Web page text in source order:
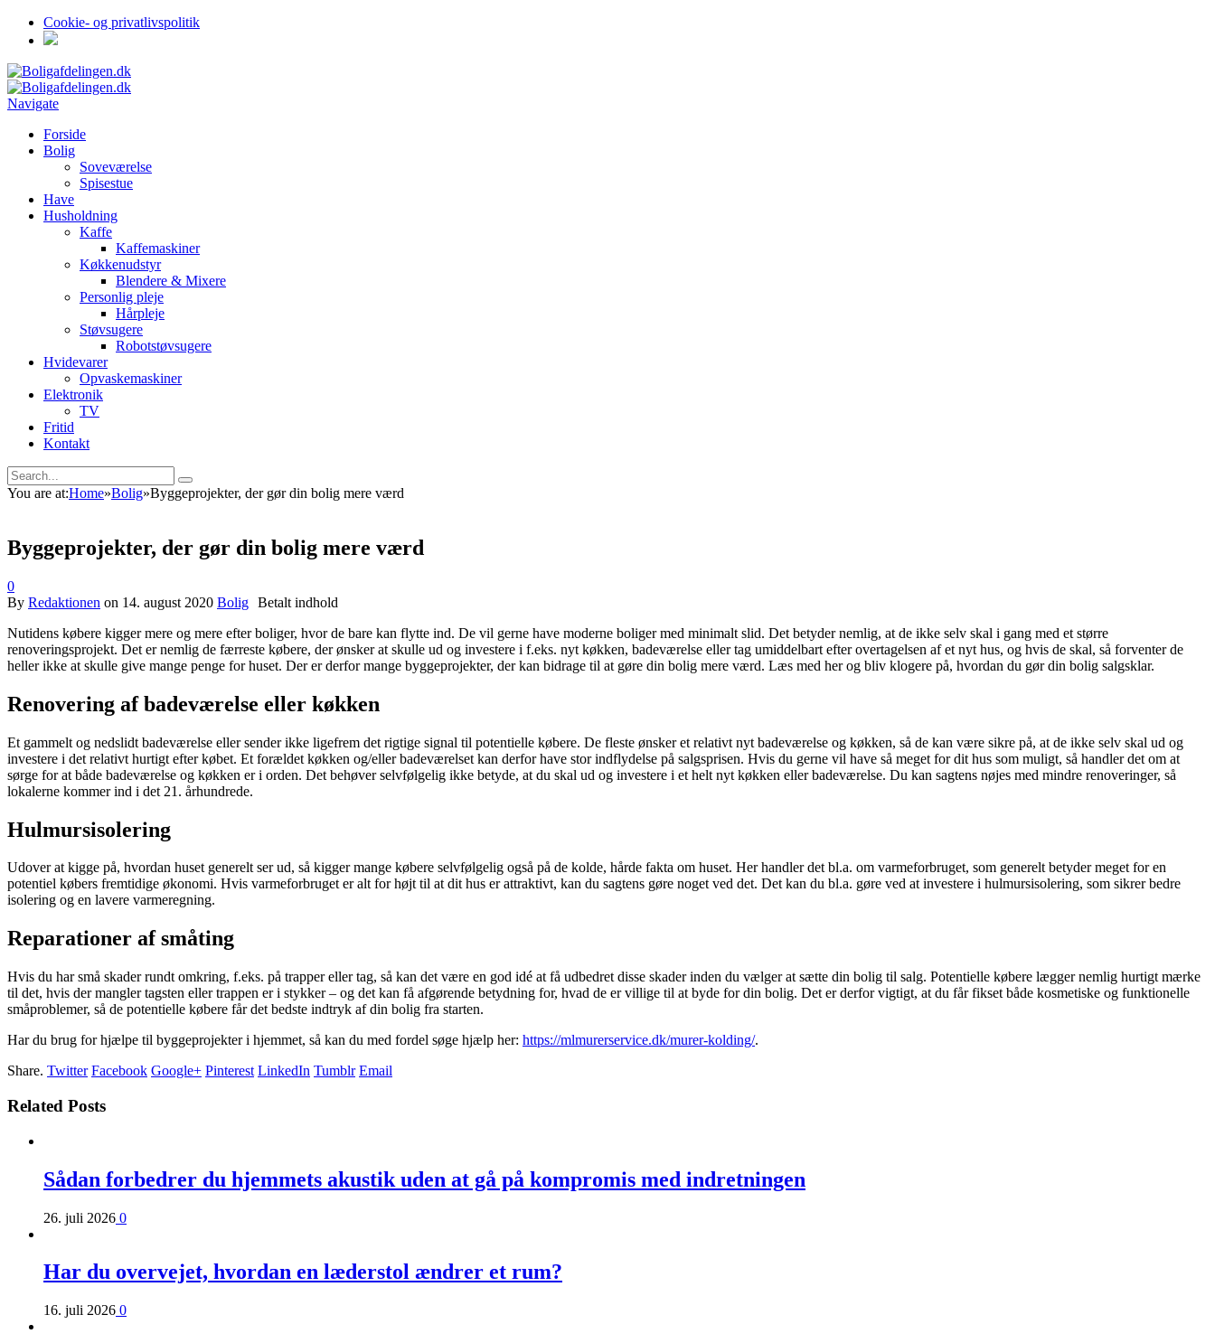
Cookie- og privatlivspolitik
Navigate
Forside
Bolig
Soveværelse
Spisestue
Have
Husholdning
Kaffe
Kaffemaskiner
Køkkenudstyr
Blendere & Mixere
Personlig pleje
Hårpleje
Støvsugere
Robotstøvsugere
Hvidevarer
Opvaskemaskiner
Elektronik
TV
Fritid
Kontakt
You are at:Home»Bolig»Byggeprojekter, der gør din bolig mere værd
Byggeprojekter, der gør din bolig mere værd
0
By Redaktionen on 14. august 2020 Bolig
Nutidens købere kigger mere og mere efter boliger, hvor de bare kan flytte ind. De vil gerne have moderne boliger med minimalt slid. Det betyder nemlig, at de ikke selv skal i gang med et større
renoveringsprojekt. Det er nemlig de færreste købere, der ønsker at skulle ud og investere i f.eks. nyt køkken, badeværelse eller tag umiddelbart efter overtagelsen af et nyt hus, og hvis de skal, så forventer de
heller ikke at skulle give mange penge for huset. Der er derfor mange byggeprojekter, der kan bidrage til at gøre din bolig mere værd. Læs med her og bliv klogere på, hvordan du gør din bolig salgsklar.
Renovering af badeværelse eller køkken
Et gammelt og nedslidt badeværelse eller sender ikke ligefrem det rigtige signal til potentielle købere. De fleste ønsker et relativt nyt badeværelse og køkken, så de kan være sikre på, at de ikke selv skal ud og
investere i det relativt hurtigt efter købet. Et forældet køkken og/eller badeværelset kan derfor have stor indflydelse på salgsprisen. Hvis du gerne vil have så meget for dit hus som muligt, så handler det om at
sørge for at både badeværelse og køkken er i orden. Det behøver selvfølgelig ikke betyde, at du skal ud og investere i et helt nyt køkken eller badeværelse. Du kan sagtens nøjes med mindre renoveringer, så
lokalerne kommer ind i det 21. århundrede.
Hulmursisolering
Udover at kigge på, hvordan huset generelt ser ud, så kigger mange købere selvfølgelig også på de kolde, hårde fakta om huset. Her handler det bl.a. om varmeforbruget, som generelt betyder meget for en
potentiel købers fremtidige økonomi. Hvis varmeforbruget er alt for højt til at dit hus er attraktivt, kan du sagtens gøre noget ved det. Det kan du bl.a. gøre ved at investere i hulmursisolering, som sikrer bedre
isolering og en lavere varmeregning.
Reparationer af småting
Hvis du har små skader rundt omkring, f.eks. på trapper eller tag, så kan det være en god idé at få udbedret disse skader inden du vælger at sætte din bolig til salg. Potentielle købere lægger nemlig hurtigt mærke
til det, hvis der mangler tagsten eller trappen er i stykker – og det kan få afgørende betydning for, hvad de er villige til at byde for din bolig. Det er derfor vigtigt, at du får fikset både kosmetiske og funktionelle
småproblemer, så de potentielle købere får det bedste indtryk af din bolig fra starten.
Har du brug for hjælpe til byggeprojekter i hjemmet, så kan du med fordel søge hjælp her: https://mlmurerservice.dk/murer-kolding/.
Share. Twitter Facebook Google+ Pinterest LinkedIn Tumblr Email
Related Posts
Sådan forbedrer du hjemmets akustik uden at gå på kompromis med indretningen
26. juli 2026 0
Har du overvejet, hvordan en læderstol ændrer et rum?
16. juli 2026 0